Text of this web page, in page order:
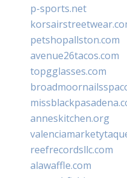
p-sports.net
petshopallston.com
avenue26tacos.com
topgglasses.com
anneskitchen.org
reefrecordsllc.com
alawaffle.com